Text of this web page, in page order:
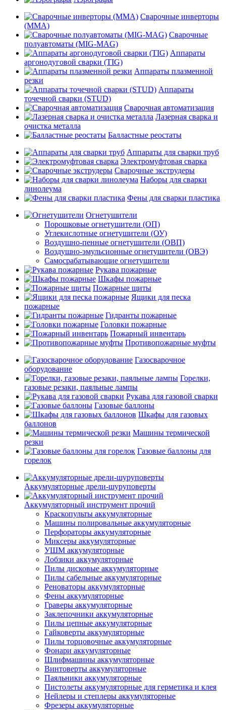
Сварочные инверторы
(MMA)
Сварочные
полуавтоматы (MIG-MAG)
Аппараты
аргонодуговой сварки (TIG)
Аппараты плазменной
резки
Аппараты
точечной сварки (STUD)
Сварочная автоматизация
Лазерная сварка и
очистка металла
Балластные реостаты
Аппараты для сварки труб
Электромуфтовая сварка
Сварочные экструдеры
Наборы для сварки
линолеума
Фены для сварки пластика
Огнетушители
Порошковые огнетушители (ОП)
Углекислотные огнетушители (ОУ)
Воздушно-пенные огнетушители (ОВП)
Воздушно-эмульсионные огнетушители (ОВЭ)
Самосрабатывающие огнетушители
Рукава пожарные
Шкафы пожарные
Пожарные щиты
Ящики для песка
пожарные
Гидранты пожарные
Головки пожарные
Пожарный инвентарь
Противопожарные муфты
Газосварочное
оборудование
Горелки,
газовые резаки, паяльные лампы
Рукава для газовой сварки
Газовые баллоны
Шкафы для газовых
баллонов
Машины термической
резки
Газовые баллоны для
горелок
Аккумуляторные дрели-шуруповерты
Аккумуляторный инструмент прочий
Краскопульты аккумуляторные
Машины полировальные аккумуляторные
Перфораторы аккумуляторные
Миксеры аккумуляторные
УШМ аккумуляторные
Лобзики аккумуляторные
Пилы дисковые аккумуляторные
Пилы сабельные аккумуляторные
Реноваторы аккумуляторные
Фены аккумуляторные
Граверы аккумуляторные
Заклепочники аккумуляторные
Пилы цепные аккумуляторные
Гайковерты аккумуляторные
Пилы торцовочные аккумуляторные
Фонари аккумуляторные
Шлифмашины аккумуляторные
Винтоверты аккумуляторные
Паяльники аккумуляторные
Пистолеты аккумуляторные для герметика и клея
Нейлеры и степлеры аккумуляторные
Фрезеры аккумуляторные